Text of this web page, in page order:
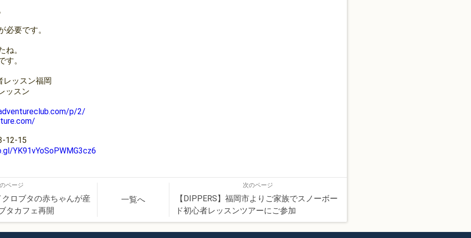
必要です。
ね。
す。
レッスン福岡
ッスン⁡
p/2/
12-15
YK91vYoSoPWMG3cz6
ページ
ロブタの赤ちゃんが産
タカフェ再開
一覧へ
次のページ
【DIPPERS】福岡市よりご家族でスノーボー
ド初心者レッスンツアーにご参加